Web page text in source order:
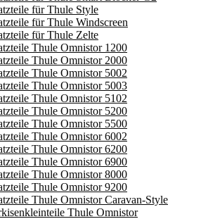
für Thule Style
für Thule Windscreen
für Thule Zelte
Thule Omnistor 1200
Thule Omnistor 2000
Thule Omnistor 5002
Thule Omnistor 5003
Thule Omnistor 5102
Thule Omnistor 5200
Thule Omnistor 5500
Thule Omnistor 6002
Thule Omnistor 6200
Thule Omnistor 6900
Thule Omnistor 8000
Thule Omnistor 9200
Thule Omnistor Caravan-Style
Thule Omnistor